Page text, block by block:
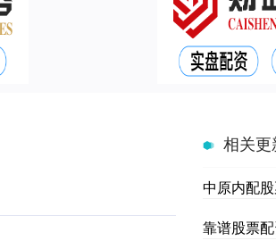
相关更
中原内配
靠谱股票